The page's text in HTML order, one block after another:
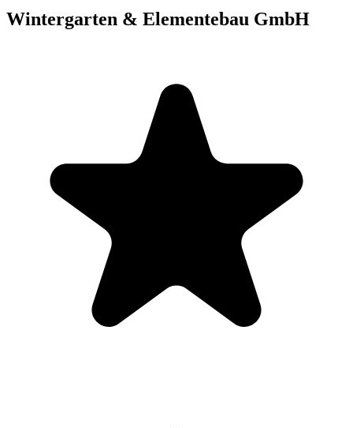
Wintergarten & Elementebau GmbH